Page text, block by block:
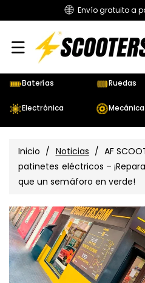
Envío gratuito a
Baterías Ruedas
Electrónica Mecánica
Inicio / Noticias / AF
patinetes eléctricos –
que un semáforo en verde!